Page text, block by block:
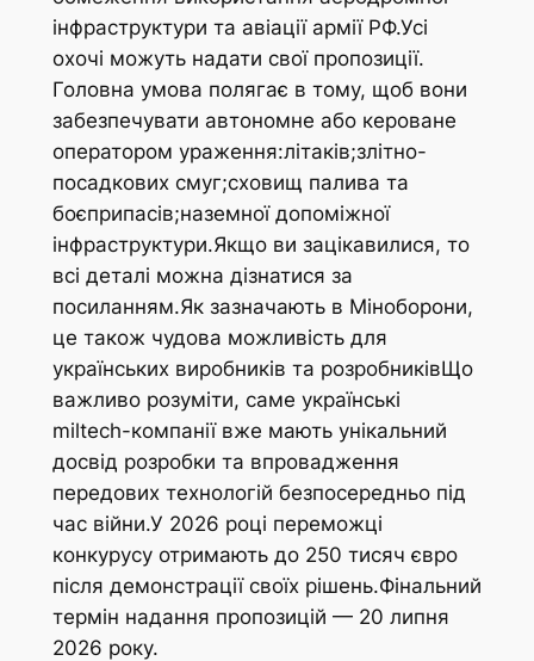
інфраструктури та авіації армії РФ.Усі
охочі можуть надати свої пропозиції.
Головна умова полягає в тому, щоб вони
забезпечувати автономне або кероване
оператором ураження:літаків;злітно-
посадкових смуг;сховищ палива та
боєприпасів;наземної допоміжної
інфраструктури.Якщо ви зацікавилися, то
всі деталі можна дізнатися за
посиланням.Як зазначають в Міноборони,
це також чудова можливість для
українських виробників та розробниківЩо
важливо розуміти, саме українські
miltech-компанії вже мають унікальний
досвід розробки та впровадження
передових технологій безпосередньо під
час війни.У 2026 році переможці
конкурусу отримають до 250 тисяч євро
після демонстрації своїх рішень.Фінальний
термін надання пропозицій — 20 липня
2026 року.